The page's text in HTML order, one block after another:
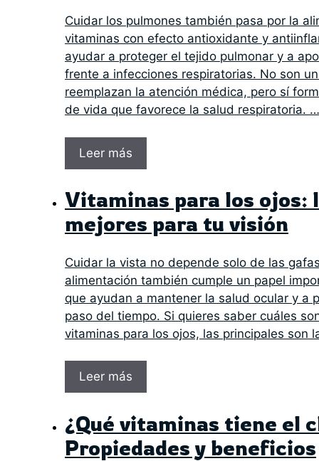
Cuidar los pulmones también pasa por la
vitaminas con efecto antioxidante y
ayudar a proteger el tejido pulmonar y a
frente a infecciones respiratorias. No son
reemplazan la atención médica, pero sí
de vida que favorece la salud respiratoria. …
Leer más
Vitaminas para los ojos:
mejores para tu visión
Cuidar la vista no depende solo de las
alimentación también cumple un papel
que ayudan a mantener la salud ocular y a
paso del tiempo. Si quieres saber cuáles
vitaminas para los ojos, las principales son
Leer más
¿Qué vitaminas tiene el
Propiedades y beneficios